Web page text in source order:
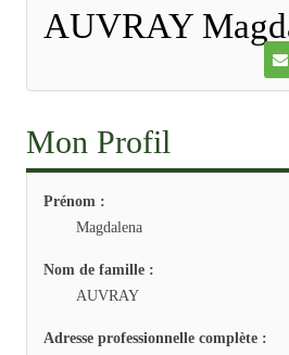
AUVRAY
Mon Profil
Prénom :
Magdalena
Nom de famille :
AUVRAY
Adresse professionnelle complète :